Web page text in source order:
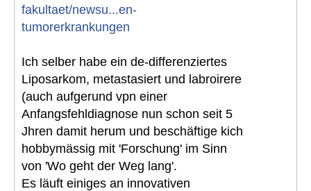
fakultaet/newsu...en-
tumorerkrankungen
Ich selber habe ein de-differenziertes
Liposarkom, metastasiert und labroirere
(auch aufgerund vpn einer
Anfangsfehldiagnose nun schon seit 5
Jhren damit herum und beschäftige kich
hobbymässig mit 'Forschung' im Sinn
von 'Wo geht der Weg lang'.
Es läuft einiges an innovativen